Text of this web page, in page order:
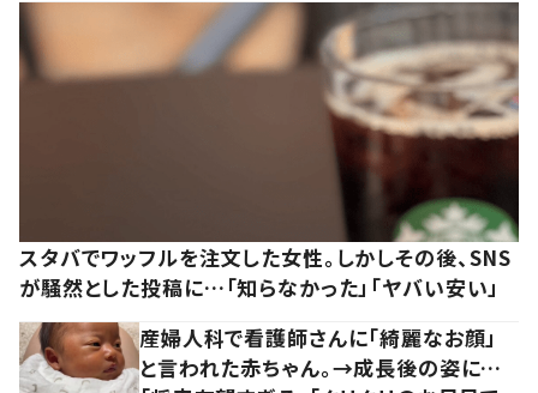
スタバでワッフルを注文した女性。しかしその後、SNS
が騒然とした投稿に…「知らなかった」「ヤバい安い」
産婦人科で看護師さんに「綺麗なお顔」
と言われた赤ちゃん。→成長後の姿に…